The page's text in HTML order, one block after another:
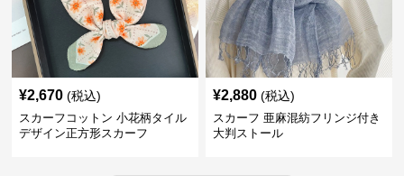
¥2,670 (税込)
スカーフコットン 小花柄タイル
デザイン正方形スカーフ
¥2,880 (税込)
スカーフ 亜麻混紡フリンジ付き
大判ストール